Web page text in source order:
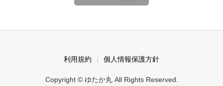
利用規約 個人情報保護方針
Copyright © ゆたか丸 All Rights Reserved.